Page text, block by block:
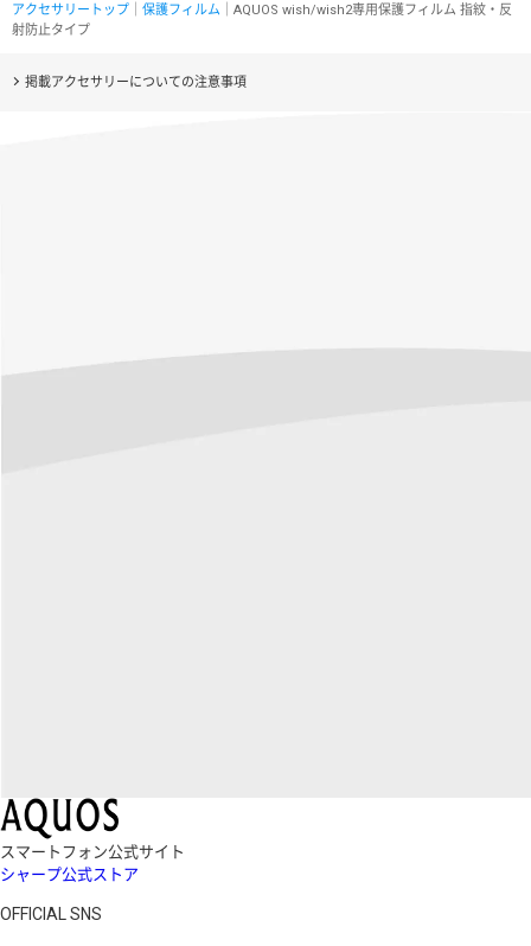
アクセサリートップ 保護フィルム ｜AQUOS wish/wish2専用保護フィルム 指紋・反
射防止タイプ
掲載アクセサリーについての注意事項
スマートフォン公式サイト
シャープ公式ストア
OFFICIAL SNS